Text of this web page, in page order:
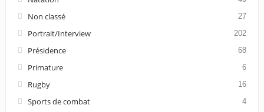
Non classé 27
Portrait/Interview 202
Présidence 68
Primature 6
Rugby 16
Sports de combat 4